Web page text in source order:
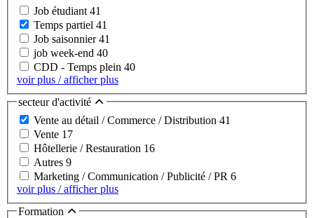
Job étudiant 41
Temps partiel 41
Job saisonnier41
job week-end 40
CDD - Temps plein 40
voir plus / afficher plus
secteur d'activité
Vente au détail / Commerce / Distribution 41
Vente 17
Hôtellerie / Restauration 16
Autres 9
Marketing / Communication / Publicité / PR 6
voir plus / afficher plus
Formation